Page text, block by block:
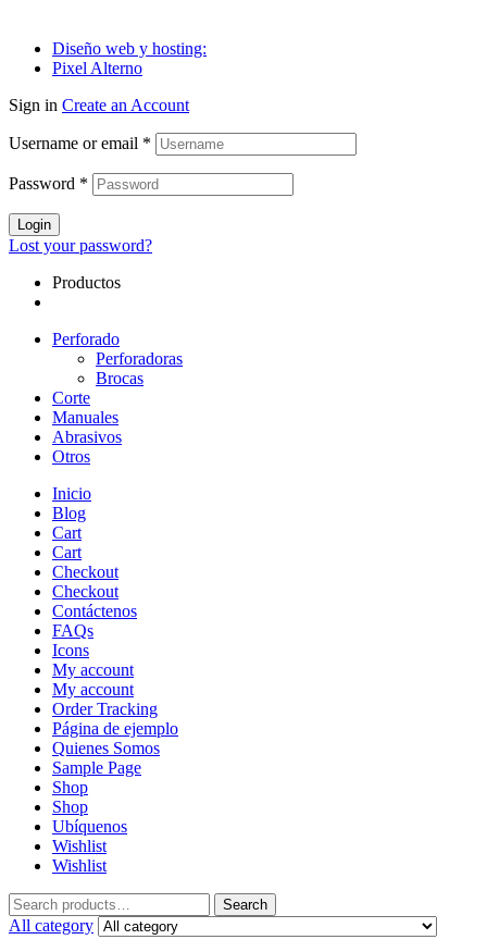
Diseño web y hosting:
Pixel Alterno
Sign in Create an Account
Username or email *
Password *
Login
Lost your password?
Productos
Perforado
Perforadoras
Brocas
Corte
Manuales
Abrasivos
Otros
Inicio
Blog
Cart
Cart
Checkout
Checkout
Contáctenos
FAQs
Icons
My account
My account
Order Tracking
Página de ejemplo
Quienes Somos
Sample Page
Shop
Shop
Ubíquenos
Wishlist
Wishlist
Search
for:
Search
All category